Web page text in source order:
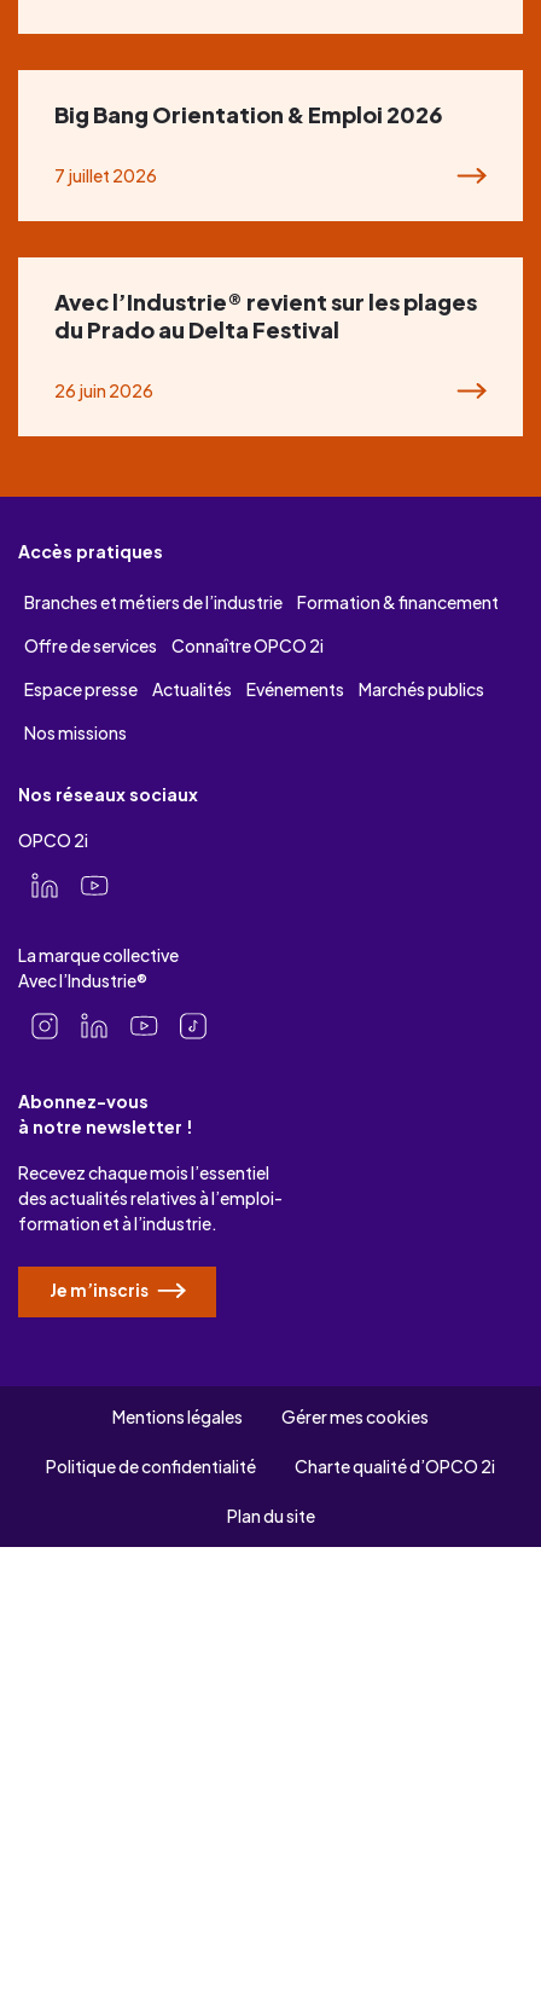
Big Bang Orientation & Emploi 2026
7 juillet 2026
Avec l’Industrie® revient sur les plages
du Prado au Delta Festival
26 juin 2026
Accès pratiques
Branches et métiers de l’industrie
Formation & financement
Offre de services
Connaître OPCO 2i
Espace presse
Actualités Evénements
Marchés publics
Nos missions
Nos réseaux sociaux
OPCO 2i
La marque collective
Avec l’Industrie®
Abonnez-vous
à notre newsletter !
Recevez chaque mois l’essentiel
des actualités relatives à l’emploi-
formation et à l’industrie.
Je m’inscris
Mentions légales Gérer mes cookies
Politique de confidentialité Charte qualité d’OPCO 2i
Plan du site